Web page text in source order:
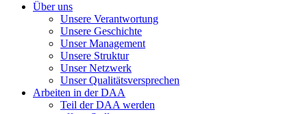
Über uns
Unsere Verantwortung
Unsere Geschichte
Unser Management
Unsere Struktur
Unser Netzwerk
Unser Qualitätsversprechen
Arbeiten in der DAA
Teil der DAA werden